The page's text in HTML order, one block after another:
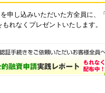
申し込みいただいた方全員に、「
もれなくプレゼントいたします。